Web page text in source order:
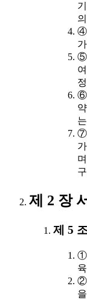
④
⑤
⑥
⑦
제 2 장
제 5
①
②